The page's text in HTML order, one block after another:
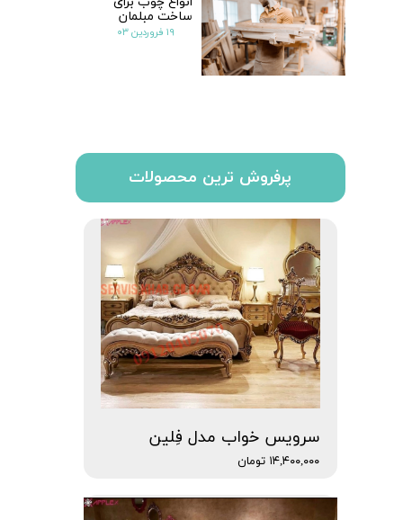
سرویس خواب مدل فِلین
۱۴,۴۰۰,۰۰۰ تومان
پرفروش ترین محصولات
ساخت مبلمان
۱۹ فروردین ۰۳